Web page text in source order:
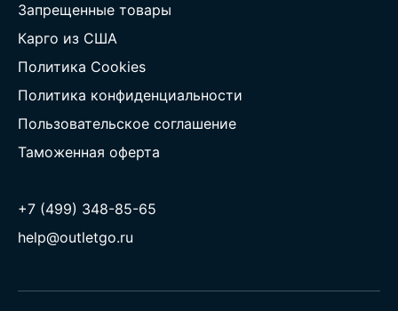
Запрещенные товары
Карго из США
Политика Cookies
Политика конфиденциальности
Пользовательское соглашение
Таможенная оферта
+7 (499) 348-85-65
help@outletgo.ru